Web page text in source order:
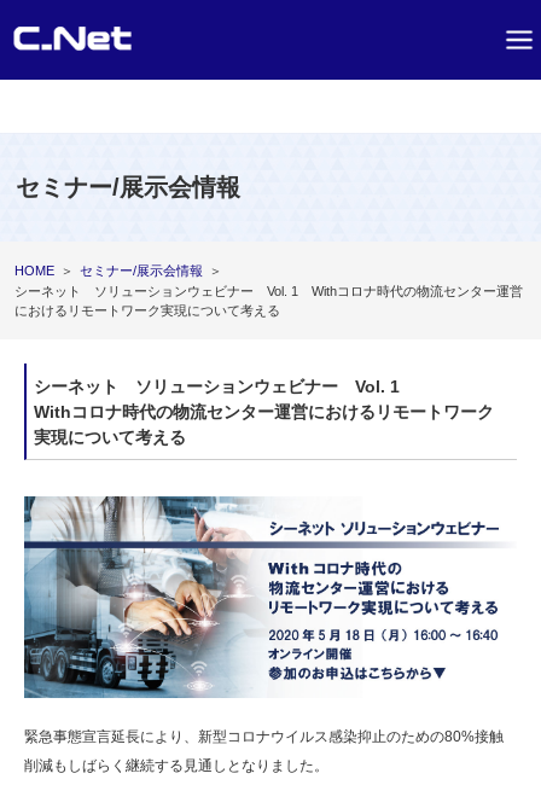
セミナー/展示会情報
HOME ＞ セミナー/展示会情報
＞
シーネット ソリューションウェビナー Vol. 1 Withコロナ時代の物流センター運営
におけるリモートワーク実現について考える
シーネット ソリューションウェビナー Vol. 1
Withコロナ時代の物流センター運営におけるリモートワーク
実現について考える
緊急事態宣言延長により、新型コロナウイルス感染抑止のための80%接触
削減もしばらく継続する見通しとなりました。